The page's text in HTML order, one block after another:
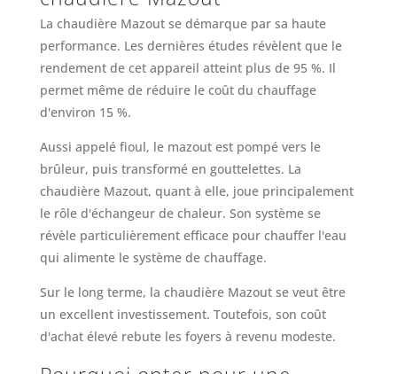
La chaudière Mazout se démarque par sa haute
performance. Les dernières études révèlent que le
rendement de cet appareil atteint plus de 95 %. Il
permet même de réduire le coût du chauffage
d'environ 15 %.
Aussi appelé fioul, le mazout est pompé vers le
brûleur, puis transformé en gouttelettes. La
chaudière Mazout, quant à elle, joue principalement
le rôle d'échangeur de chaleur. Son système se
révèle particulièrement efficace pour chauffer l'eau
qui alimente le système de chauffage.
Sur le long terme, la chaudière Mazout se veut être
un excellent investissement. Toutefois, son coût
d'achat élevé rebute les foyers à revenu modeste.